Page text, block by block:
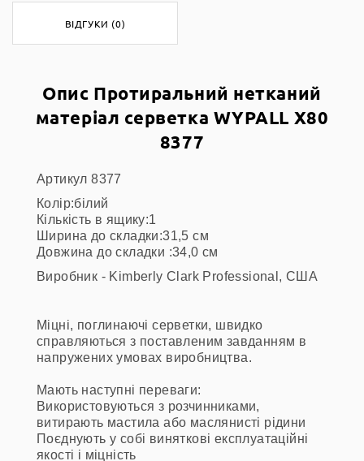
ВІДГУКИ (0)
Опис Протиральний нетканий
матеріал серветка WYPALL X80
8377
Артикул 8377
Колір:білий
Кількість в ящику:1
Ширина до складки:31,5 см
Довжина до складки :34,0 см
Виробник - Kimberly Clark Professional, США
Міцні, поглинаючі серветки, швидко
справляються з поставленим завданням в
напружених умовах виробництва.
Мають наступні переваги:
Використовуються з розчинниками,
витирають мастила або маслянисті рідини
Поєднують у собі виняткові експлуатаційні
якості і міцність